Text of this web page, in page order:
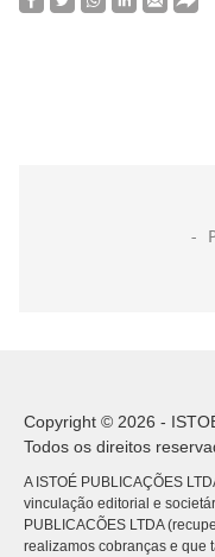
Copyright © 2026 -
Todos os direitos
A ISTOÉ PUBLICAÇÕES
vinculação editorial e
PUBLICACÕES LTDA
realizamos cobranças e que